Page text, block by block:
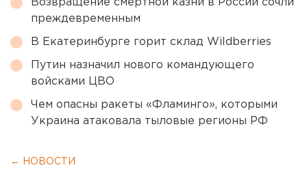
Возвращение смертной казни в России сочли
преждевременным
В Екатеринбурге горит склад Wildberries
Путин назначил нового командующего
войсками ЦВО
Чем опасны ракеты «Фламинго», которыми
Украина атаковала тыловые регионы РФ
← НОВОСТИ